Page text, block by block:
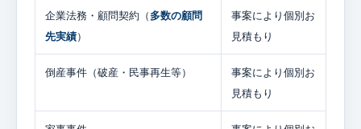
企業法務・顧問契約（多数の顧問
先実績）
事案により個別お
見積もり
倒産事件（破産・民事再生等）
事案により個別お
見積もり